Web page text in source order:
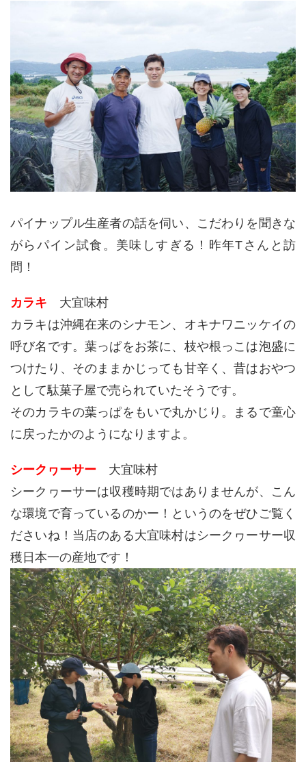
パイナップル生産者の話を伺い、こだわりを聞きな
がらパイン試食。美味しすぎる！昨年Tさんと訪
問！
カラキ 大宜味村
カラキは沖縄在来のシナモン、オキナワニッケイの
呼び名です。葉っぱをお茶に、枝や根っこは泡盛に
つけたり、そのままかじっても甘辛く、昔はおやつ
として駄菓子屋で売られていたそうです。
そのカラキの葉っぱをもいで丸かじり。まるで童心
に戻ったかのようになりますよ。
シークヮーサー 大宜味村
シークヮーサーは収穫時期ではありませんが、こん
な環境で育っているのかー！というのをぜひご覧く
ださいね！当店のある大宜味村はシークヮーサー収
穫日本一の産地です！